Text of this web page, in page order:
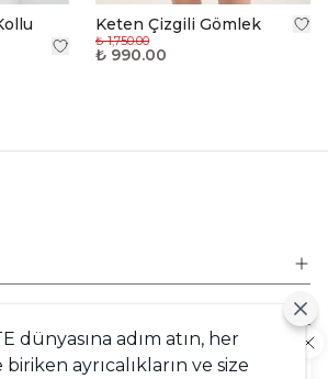
Keten Çizgili Gömlek
₺ 1,750.00
₺ 990.00
dünyasına adım atın, her
biriken ayrıcalıkların ve size